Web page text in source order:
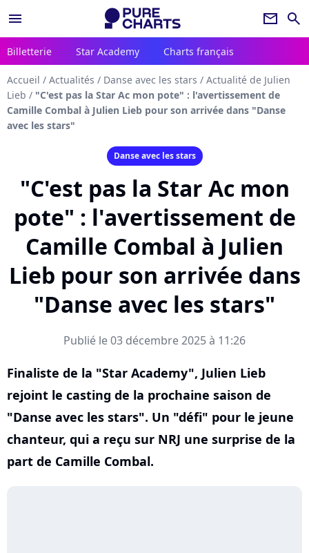
menu newsletter search
Billetterie Star Academy Charts français
Accueil / Actualités / Danse avec les stars / Actualité de Julien
Lieb / "C'est pas la Star Ac mon pote" : l'avertissement de
Camille Combal à Julien Lieb pour son arrivée dans "Danse
avec les stars"
Danse avec les stars
"C'est pas la Star Ac mon
pote" : l'avertissement de
Camille Combal à Julien
Lieb pour son arrivée dans
"Danse avec les stars"
Publié le 03 décembre 2025 à 11:26
Finaliste de la "Star Academy", Julien Lieb
rejoint le casting de la prochaine saison de
"Danse avec les stars". Un "défi" pour le jeune
chanteur, qui a reçu sur NRJ une surprise de la
part de Camille Combal.